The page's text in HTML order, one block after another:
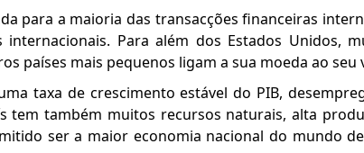
para a maioria das transacções financeiras
Para além dos Estados Unidos,
países mais pequenos ligam a sua moeda ao seu
taxa de crescimento estável do PIB,
tem também muitos recursos naturais, alta
ser a maior economia nacional do mundo